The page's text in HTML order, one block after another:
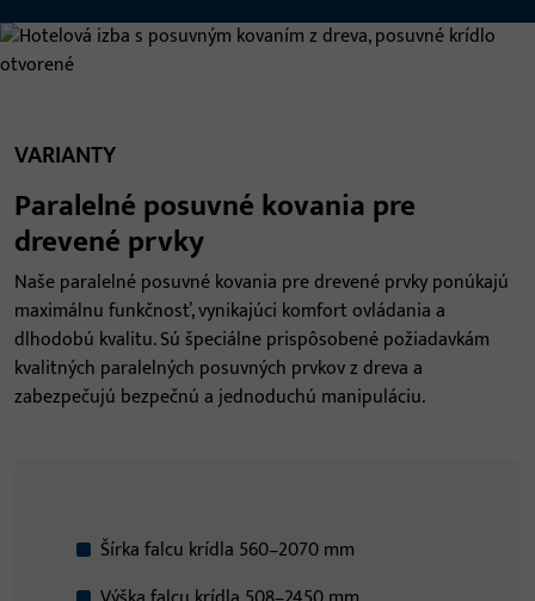
VARIANTY
Paralelné posuvné kovania pre
drevené prvky
Naše paralelné posuvné kovania pre drevené prvky ponúkajú
maximálnu funkčnosť, vynikajúci komfort ovládania a
dlhodobú kvalitu. Sú špeciálne prispôsobené požiadavkám
kvalitných paralelných posuvných prvkov z dreva a
zabezpečujú bezpečnú a jednoduchú manipuláciu.
Šírka falcu krídla 560–2070 mm